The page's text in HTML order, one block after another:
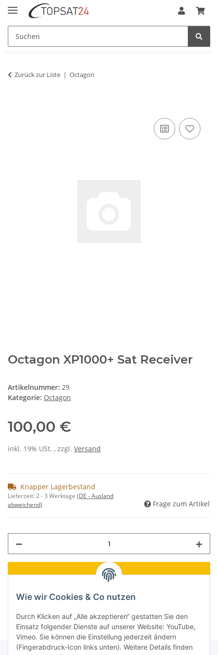
Wie wir Cookies & Co nutzen
Durch Klicken auf „Alle akzeptieren“ gestatten Sie den
Einsatz folgender Dienste auf unserer Website: YouTube,
Vimeo. Sie können die Einstellung jederzeit ändern
(Fingerabdruck-Icon links unten). Weitere Details finden
Zurück zur Liste Octagon
Octagon XP1000+ Sat Receiver
Artikelnummer: 29
Kategorie: Octagon
100,00 €
inkl. 19% USt. , zzgl. Versand
Knapper Lagerbestand
Lieferzeit:2 - 3 Werktage (DE - Ausland
abweichend)
Frage zum Artikel
Komponenten werden geladen ...